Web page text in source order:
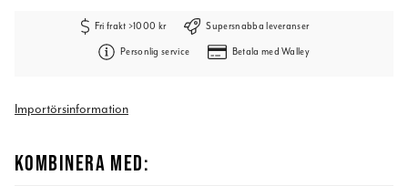
Fri frakt >1000 kr Supersnabba leveranser
Personlig service Betala med Walley
Importörsinformation
KOMBINERA MED: